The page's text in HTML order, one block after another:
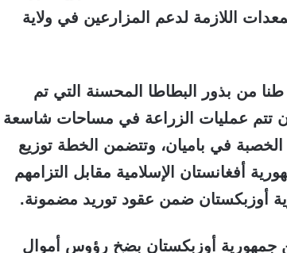
اللازمة لدعم المزارعين في ولاية
تعتزم جمهورية أوزبكستان توريد حوالي 40 طنا من بذور البطاطا المحسنة التي تم
تتم عمليات الزراعة في مساحات شاسعة
الأراضي الخصبة في باميان، وتتضمن الخطة توزيع
أفغانستان الإسلامية مقابل التزامهم
أوزبكستان ضمن عقود توريد مضمونة.
جمهورية أوزبكستان بضخ رؤوس أموال